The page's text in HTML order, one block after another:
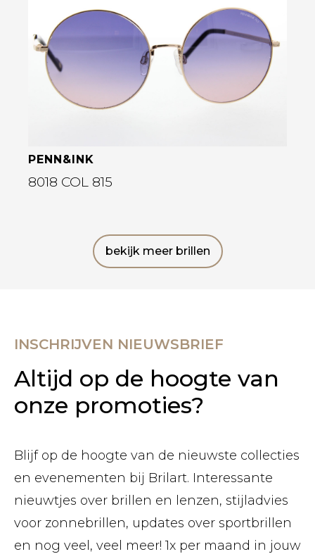
Bekijk deze bril
PENN&INK
8018 COL 815
bekijk meer brillen
INSCHRIJVEN NIEUWSBRIEF
Altijd op de hoogte van
onze promoties?
Blijf op de hoogte van de nieuwste collecties
en evenementen bij Brilart. Interessante
nieuwtjes over brillen en lenzen, stijladvies
voor zonnebrillen, updates over sportbrillen
en nog veel, veel meer! 1x per maand in jouw